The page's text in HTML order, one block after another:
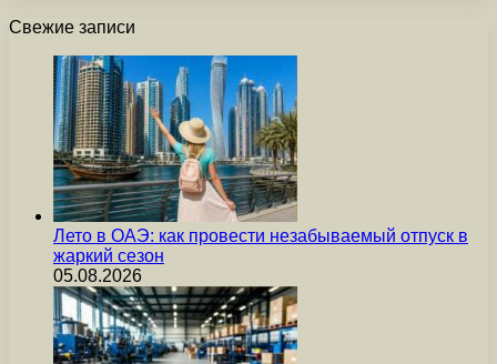
Свежие записи
Лето в ОАЭ: как провести незабываемый отпуск в
жаркий сезон
05.08.2026